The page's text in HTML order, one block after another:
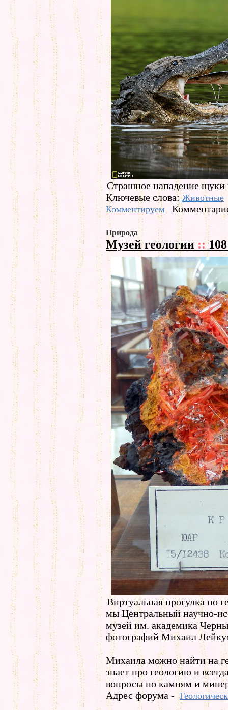
Страшное нападение щуки
Ключевые слова:Животные
Комментируем
Природа
Музей геологии ::
Виртуальная прогулка по
мы Центральный научно-
музей им. академика
фотографий Михаил
Михаила можно найти на
знает про геологию и
вопросы по камням и
Адрес форума -